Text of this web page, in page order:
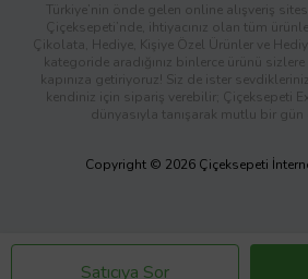
Satıcıya Sor
Türkiye’nin önde gelen online alışveriş
Çiçeksepeti’nde, ihtiyacınız olan tüm
Çikolata, Hediye, Kişiye Özel Ürünler ve
kategoride aradığınız binlerce ürünü
kapınıza getiriyoruz! Siz de ister
kendiniz için sipariş verebilir; Çiçeksepeti
dünyasıyla tanışarak mutlu bir gün
Copyright © 2026 Çiçeksepeti